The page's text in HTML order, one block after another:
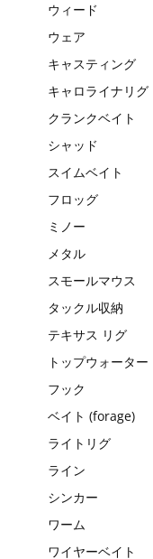
ウィード
ウェア
キャスティング
キャロライナリグ
クランクベイト
シャッド
スイムベイト
フロッグ
ミノー
メタル
スモールマウス
タックル収納
テキサス リグ
トップウォーター
フック
ベイト (forage)
ライトリグ
ライン
シンカー
ワーム
ワイヤーベイト